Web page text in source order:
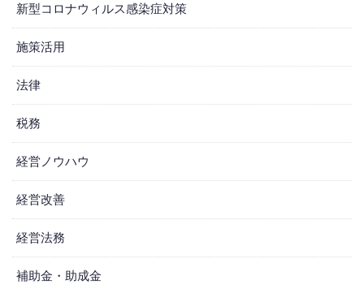
新型コロナウィルス感染症対策
施策活用
法律
税務
経営ノウハウ
経営改善
経営法務
補助金・助成金